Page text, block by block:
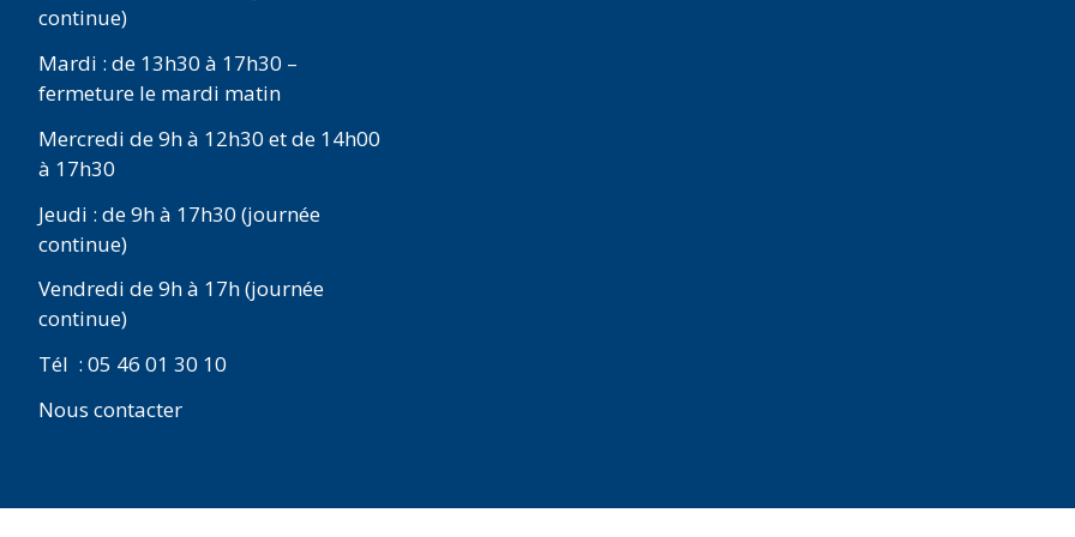
continue)
Mardi : de 13h30 à 17h30 –
fermeture le mardi matin
Mercredi de 9h à 12h30 et de 14h00
à 17h30
Jeudi : de 9h à 17h30 (journée
continue)
Vendredi de 9h à 17h (journée
continue)
Tél : 05 46 01 30 10
Nous contacter